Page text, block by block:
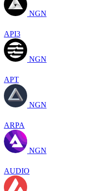
NGN
API3
NGN
APT
NGN
ARPA
NGN
AUDIO